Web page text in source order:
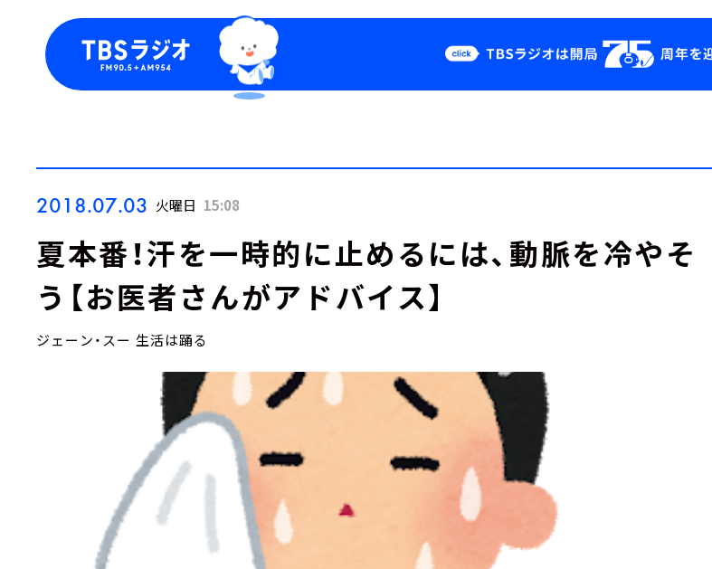
Podcast
YouTube
2018.07.03 火曜日 15:08
夏本番！汗を一時的に止めるには、動脈を冷やそ
う【お医者さんがアドバイス】
ジェーン・スー 生活は踊る